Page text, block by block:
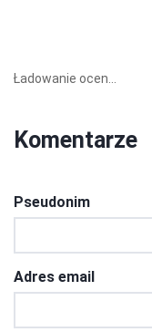
Ładowanie ocen...
Komentarze
Pseudonim
Adres email